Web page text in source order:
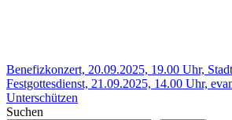
Beitragsnavigation
Vorheriger
Beitrag:
Benefizkonzert, 20.09.2025, 19.00 Uhr,
Nächster
Beitrag:
Festgottesdienst, 21.09.2025, 14.00 Uhr,
Unterschützen
Suchen